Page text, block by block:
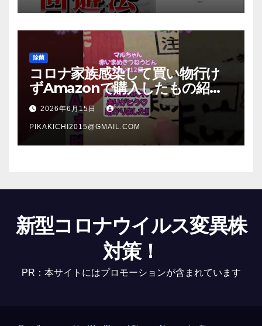
除菌
コロナ家族感染して買い物行け
ずAmazonで購入したもの紹
介 #Shorts
2026年6月15日
PIKAKICHI2015@GMAIL.COM
新型コロナウイルス変異株
対策！
PR：本サイトにはプロモーションが含まれています